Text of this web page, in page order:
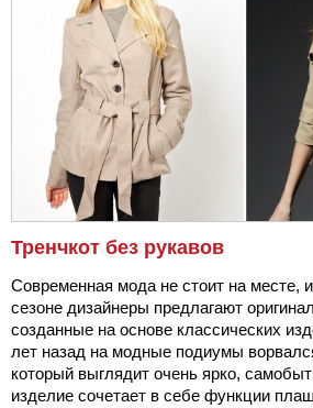
Тренчкот без рукавов
Современная мода не стоит на месте,
сезоне дизайнеры предлагают
созданные на основе классических
лет назад на модные подиумы
который выглядит очень ярко,
изделие сочетает в себе функции